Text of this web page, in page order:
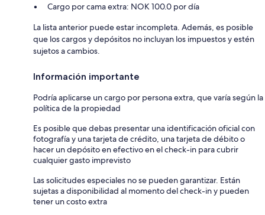
Cargo por cama extra: NOK 100.0 por día
La lista anterior puede estar incompleta. Además, es posible
que los cargos y depósitos no incluyan los impuestos y estén
sujetos a cambios.
Información importante
Podría aplicarse un cargo por persona extra, que varía según la
política de la propiedad
Es posible que debas presentar una identificación oficial con
fotografía y una tarjeta de crédito, una tarjeta de débito o
hacer un depósito en efectivo en el check-in para cubrir
cualquier gasto imprevisto
Las solicitudes especiales no se pueden garantizar. Están
sujetas a disponibilidad al momento del check-in y pueden
tener un costo extra